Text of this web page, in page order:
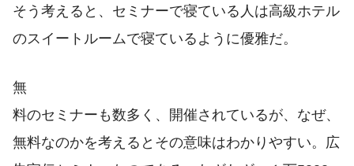
そう考えると、セミナーで寝ている人は高級ホテル
のスイートルームで寝ているように優雅だ。
無
料のセミナーも数多く、開催されているが、なぜ、
無料なのかを考えるとその意味はわかりやすい。広